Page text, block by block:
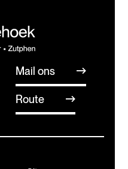
Mail ons
Route